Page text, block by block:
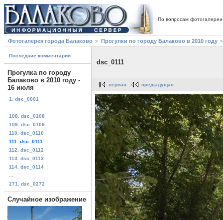
По вопросам
Фотогалерея города Балаково Прогулки по городу Балаково в 2010 году
Последние комментарии
Прогулка по городу
Балаково в 2010 году -
16 июля
1. dsc_0001
108. dsc_0108
109. dsc_0109
110. dsc_0110
111. dsc_0111
112. dsc_0112
113. dsc_0113
114. dsc_0114
271. dsc_0272
Случайное изображение
dsc_0111
первая предыдущая